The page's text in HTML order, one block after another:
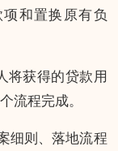
和置换原有负
将获得的贷款用
流程完成。
细则、落地流程